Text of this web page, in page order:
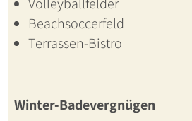
Beachsoccerfeld
Terrassen-Bistro
Winter-Badevergnügen